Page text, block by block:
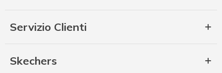
Servizio Clienti
Skechers